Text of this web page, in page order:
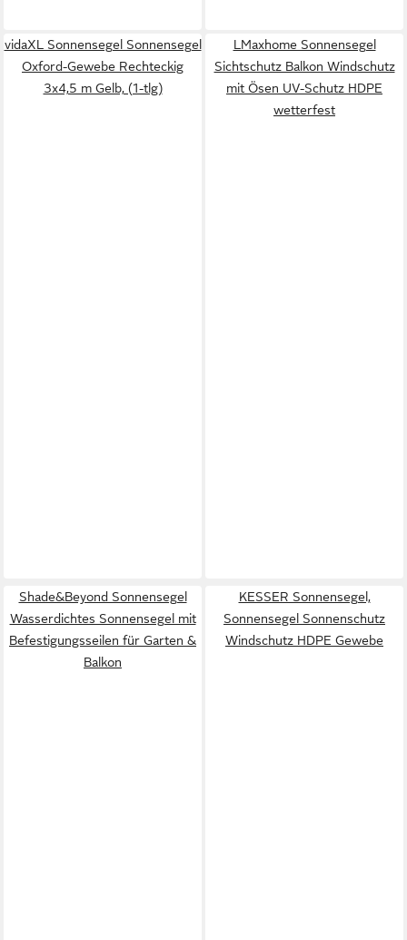
vidaXL Sonnensegel Sonnensegel
Oxford-Gewebe Rechteckig
3x4,5 m Gelb, (1-tlg)
LMaxhome Sonnensegel
Sichtschutz Balkon Windschutz
mit Ösen UV-Schutz HDPE
wetterfest
Shade&Beyond Sonnensegel
Wasserdichtes Sonnensegel mit
Befestigungsseilen für Garten &
Balkon
KESSER Sonnensegel,
Sonnensegel Sonnenschutz
Windschutz HDPE Gewebe